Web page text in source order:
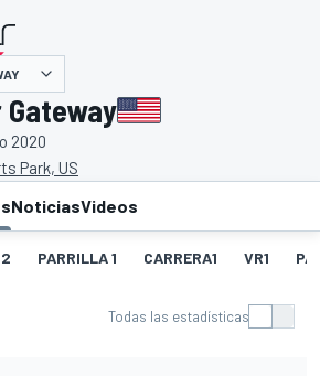
Gateway
2020
Park, US
NoticiasVideos
PARRILLA 1 CARRERA1 VR1
Todas las estadísticas